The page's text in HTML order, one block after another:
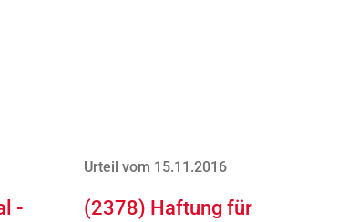
-
Urteil vom 15.11.2016
(2378) Haftung für